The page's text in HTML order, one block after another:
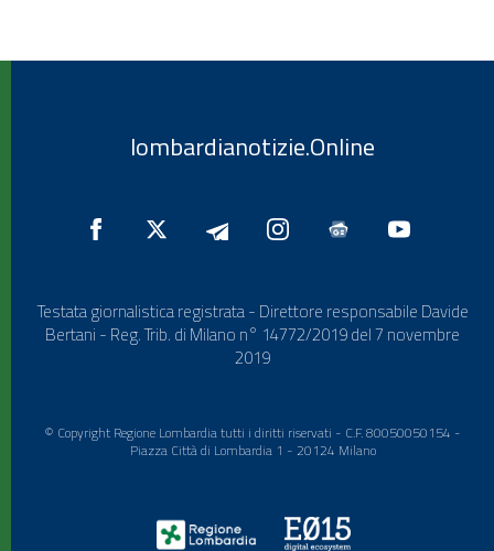
lombardianotizie.Online
Testata giornalistica registrata - Direttore responsabile Davide
Bertani - Reg. Trib. di Milano n° 14772/2019 del 7 novembre
2019
© Copyright Regione Lombardia tutti i diritti riservati - C.F. 80050050154 -
Piazza Città di Lombardia 1 - 20124 Milano